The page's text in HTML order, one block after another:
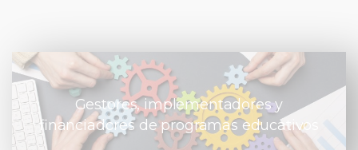
Gestores, implementadores y
financiadores de programas educativos